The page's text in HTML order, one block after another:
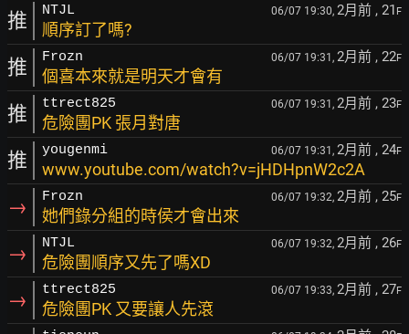
推 NTJL 06/07 19:30, 2月前 , 21 F
順序訂了嗎?
推 Frozn 06/07 19:31, 2月前 , 22F
個喜本來就是明天才會有
推 ttrect825 06/07 19:31, 2月前 , 23F
危險團PK 張月對唐
推 yougenmi 06/07 19:31, 2月前 , 24F
www.youtube.com/watch?v=jHDHpnW2c2A
→ Frozn 06/07 19:32, 2月前 , 25F
她們錄分組的時侯才會出來
→ NTJL 06/07 19:32, 2月前 , 26F
危險團順序又先了嗎XD
→ ttrect825 06/07 19:33, 2月前 , 27F
危險團PK 又要讓人先滾